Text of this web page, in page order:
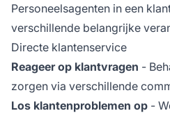
Personeelsagenten in een
verschillende belangrijke
Directe klantenservice
Reageer op klantvragen -
zorgen via verschillende
Los klantenproblemen op -